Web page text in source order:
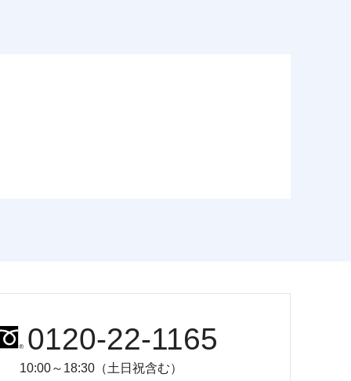
0120-22-1165
10:00～18:30（土日祝含む）